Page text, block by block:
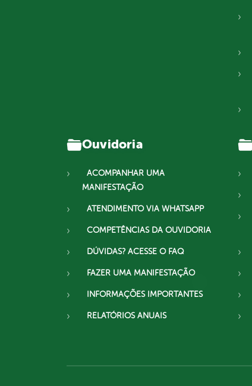
Ouvidoria
ACOMPANHAR UMA
MANIFESTAÇÃO
ATENDIMENTO VIA WHATSAPP
COMPETÊNCIAS DA OUVIDORIA
DÚVIDAS? ACESSE O FAQ
FAZER UMA MANIFESTAÇÃO
INFORMAÇÕES IMPORTANTES
RELATÓRIOS ANUAIS